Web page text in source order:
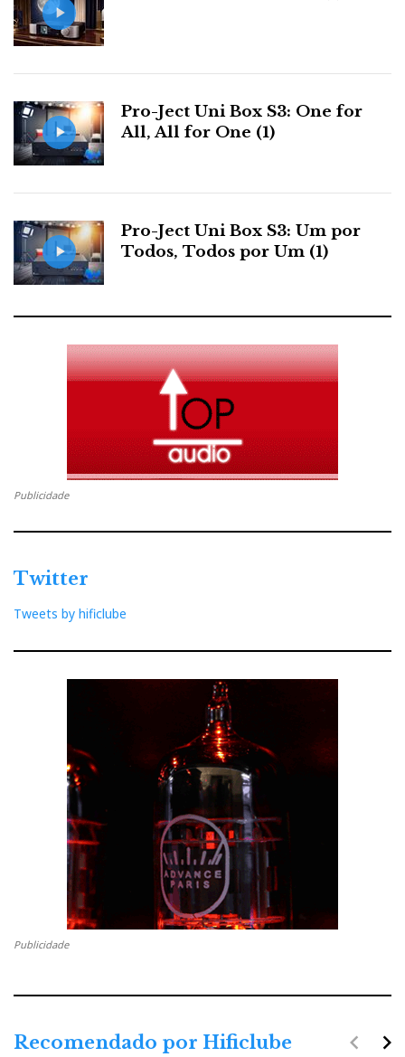
Pro-Ject Uni Box S3: One for
All, All for One (1)
Pro-Ject Uni Box S3: Um por
Todos, Todos por Um (1)
Publicidade
Twitter
Tweets by hificlube
Publicidade
Recomendado por Hificlube navigate_next
navigate_before